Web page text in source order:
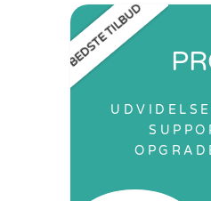
BEDSTE TILBUD